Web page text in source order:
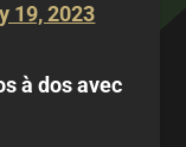
19, 2023
à dos avec